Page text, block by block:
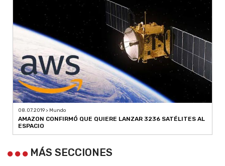
08.07.2019 > Mundo
AMAZON CONFIRMÓ QUE QUIERE LANZAR 3236 SATÉLITES AL
ESPACIO
MÁS SECCIONES